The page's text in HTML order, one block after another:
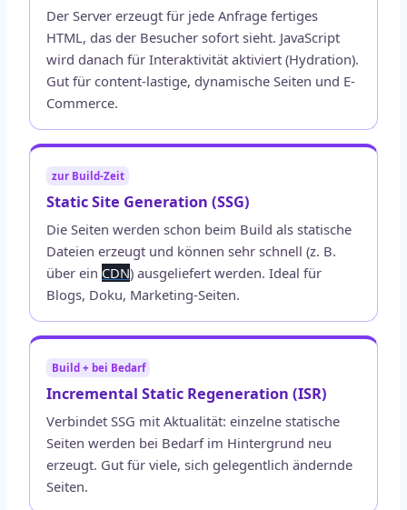
Der Server erzeugt für jede Anfrage fertiges
HTML, das der Besucher sofort sieht. JavaScript
wird danach für Interaktivität aktiviert (Hydration).
Gut für content-lastige, dynamische Seiten und E-
Commerce.
zur Build-Zeit
Static Site Generation (SSG)
Die Seiten werden schon beim Build als statische
Dateien erzeugt und können sehr schnell (z. B.
über ein CDN) ausgeliefert werden. Ideal für
Blogs, Doku, Marketing-Seiten.
Build + bei Bedarf
Incremental Static Regeneration (ISR)
Verbindet SSG mit Aktualität: einzelne statische
Seiten werden bei Bedarf im Hintergrund neu
erzeugt. Gut für viele, sich gelegentlich ändernde
Seiten.